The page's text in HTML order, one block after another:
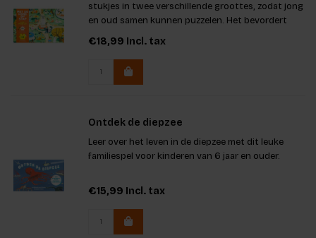
stukjes in twee verschillende groottes, zodat jong
en oud samen kunnen puzzelen. Het bevordert
samenwerking en plezier tussen ouders en
kinderen. De prachtige illustraties van Melissa Lee
Johnson maken het
€18,99 Incl. tax
Ontdek de diepzee
Leer over het leven in de diepzee met dit leuke
familiespel voor kinderen van 6 jaar en ouder.
€15,99 Incl. tax